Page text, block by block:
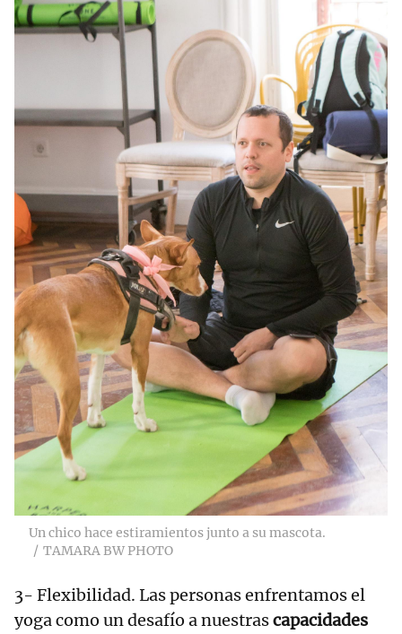
Un chico hace estiramientos junto a su mascota.
TAMARA BW PHOTO
3- Flexibilidad. Las personas enfrentamos el
yoga como un desafío a nuestrascapacidades